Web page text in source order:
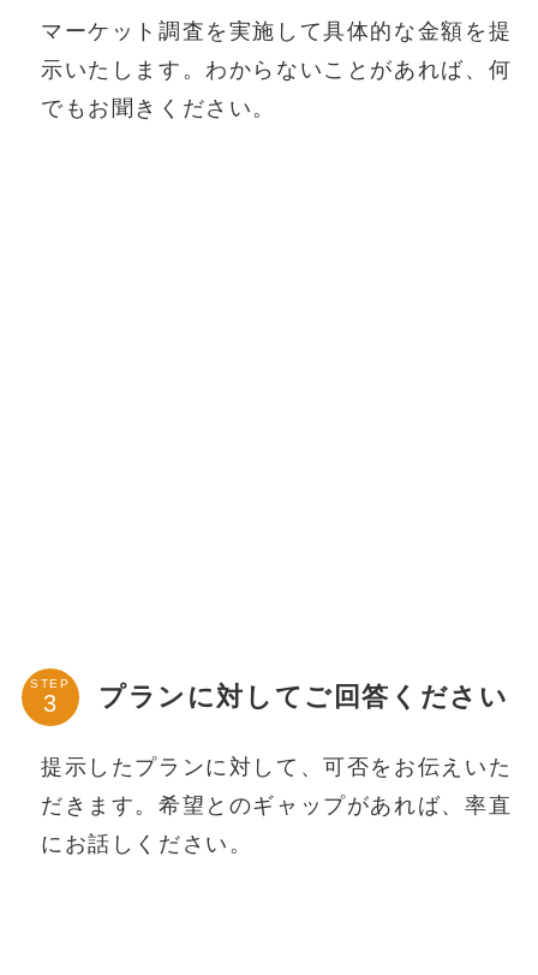
マーケット調査を実施して具体的な金額を提
示いたします。わからないことがあれば、何
でもお聞きください。
STEP プランに対してご回答ください
提示したプランに対して、可否をお伝えいた
だきます。希望とのギャップがあれば、率直
にお話しください。